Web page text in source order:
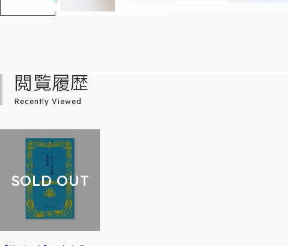
閲覧履歴
Recently Viewed
SOLD OUT